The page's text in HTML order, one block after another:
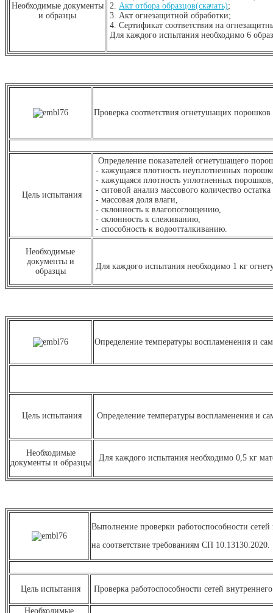
Необходимые документы
и образцы
2. Акт отбора образцов(скачать);
3. Акт огнезащитной обработки;
4. Сертификат соответствия на
Для каждого испытания необходимо 6
Проверка соответствия огнетушащих
Цель испытания
Определение показателей огнетушащего
- кажущаяся плотность неуплотненных
- кажущаяся плотность уплотненных порошков,
- ситовой анализ массового количество
- массовая доля влаги,
- склонность к влагопоглощению,
- склонность к слеживанию,
- способность к водоотталкиванию.
Необходимые
документы и
образцы
Для каждого испытания необходимо 1 кг
Определение температуры воспламенения и
Цель испытания Определение температуры воспламенения и
Необходимые
документы и образцы
Для каждого испытания необходимо 0,5 кг
Выполнение проверки работоспособности
на соответствие требованиям СП 10.13130.2020.
Цель испытания Проверка работоспособности сетей
Необходимые